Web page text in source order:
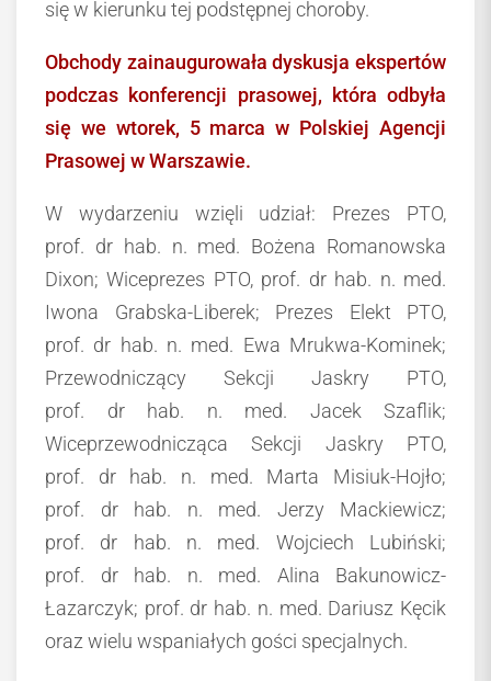
się w kierunku tej podstępnej choroby.
Obchody zainaugurowała dyskusja ekspertów
podczas konferencji prasowej, która odbyła
się we wtorek, 5 marca w Polskiej Agencji
Prasowej w Warszawie.
W wydarzeniu wzięli udział: Prezes PTO,
prof. dr hab. n. med. Bożena Romanowska
Dixon; Wiceprezes PTO, prof. dr hab. n. med.
Iwona Grabska-Liberek; Prezes Elekt PTO,
prof. dr hab. n. med. Ewa Mrukwa-Kominek;
Przewodniczący Sekcji Jaskry PTO,
prof. dr hab. n. med. Jacek Szaflik;
Wiceprzewodnicząca Sekcji Jaskry PTO,
prof. dr hab. n. med. Marta Misiuk-Hojło;
prof. dr hab. n. med. Jerzy Mackiewicz;
prof. dr hab. n. med. Wojciech Lubiński;
prof. dr hab. n. med. Alina Bakunowicz-
Łazarczyk; prof. dr hab. n. med. Dariusz Kęcik
oraz wielu wspaniałych gości specjalnych.